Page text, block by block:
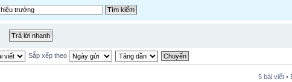
Sắp xếp theo
5 bài viết •